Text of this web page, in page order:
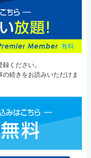
ください。
の続きをお読みいただけま